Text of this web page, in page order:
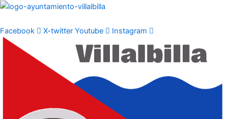
Ir
contenido
Facebook X-twitter Youtube Instagram